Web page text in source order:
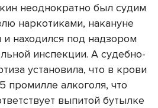
неоднократно был судим
наркотиками, накануне
и находился под надзором
инспекции. А судебно-
установила, что в крови
промилле алкоголя, что
выпитой бутылке